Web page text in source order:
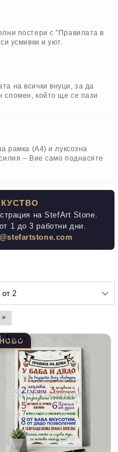
постери с "Правилата в
усмивки и уют.
на всички внуци, за да
спомен, който ще се пази
рамка (А4) и луксозна
– Вие само поднасяте
на StefArt Stone.
1 до 3 работни дни.
»